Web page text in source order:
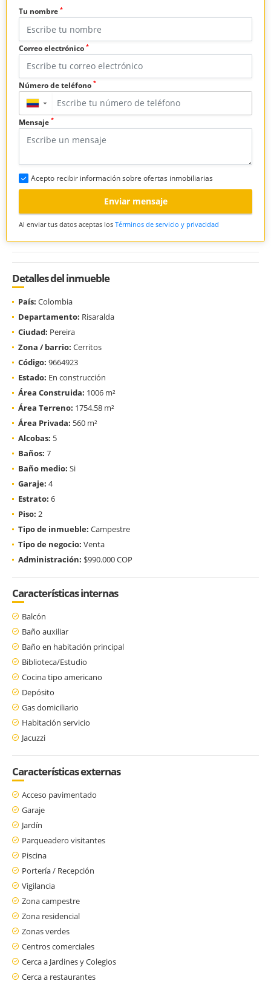
Tu nombre *
Correo electrónico *
Número de teléfono *
▼
Mensaje *
Acepto recibir información sobre ofertas inmobiliarias
Enviar mensaje
Al enviar tus datos aceptas los Términos de servicio y privacidad
Detalles del inmueble
País: Colombia
Departamento: Risaralda
Ciudad: Pereira
Zona / barrio: Cerritos
Código: 9664923
Estado: En construcción
Área Construida: 1006 m²
Área Terreno: 1754.58 m²
Área Privada: 560 m²
Alcobas: 5
Baños: 7
Baño medio: Si
Garaje: 4
Estrato: 6
Piso: 2
Tipo de inmueble: Campestre
Tipo de negocio: Venta
Administración: $990.000 COP
Características internas
Balcón
Baño auxiliar
Baño en habitación principal
Biblioteca/Estudio
Cocina tipo americano
Depósito
Gas domiciliario
Habitación servicio
Jacuzzi
Características externas
Acceso pavimentado
Garaje
Jardín
Parqueadero visitantes
Piscina
Portería / Recepción
Vigilancia
Zona campestre
Zona residencial
Zonas verdes
Centros comerciales
Cerca a Jardines y Colegios
Cerca a restaurantes